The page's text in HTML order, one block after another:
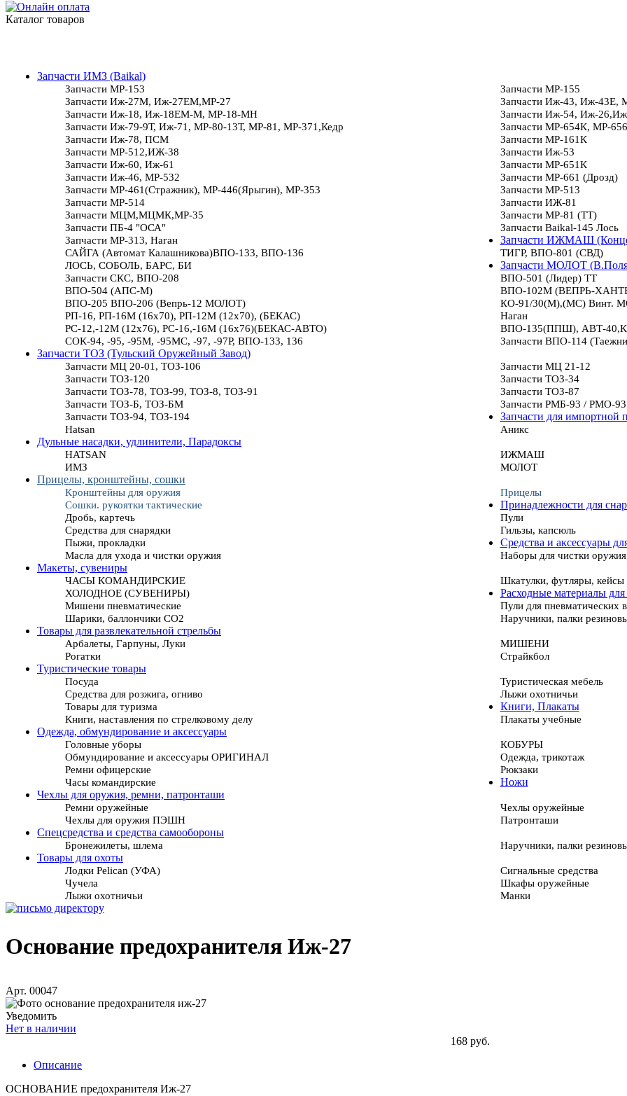
Каталог товаров
Запчасти ИМЗ (Baikal)
Запчасти МР-153
Запчасти МР-155
Запчасти Иж-27М, Иж-27ЕМ,МР-27
Запчасти Иж-43, Иж-43Е,
Запчасти Иж-18, Иж-18ЕМ-М, МР-18-МН
Запчасти Иж-54, Иж-
Запчасти Иж-79-9Т, Иж-71, МР-80-13Т, МР-81, МР-371,Кедр
Запчасти МР-654К, МР-
Запчасти Иж-78, ПСМ
Запчасти МР-161К
Запчасти МР-512,ИЖ-38
Запчасти Иж-53
Запчасти Иж-60, Иж-61
Запчасти МР-651К
Запчасти Иж-46, МР-532
Запчасти МР-661 (Дрозд)
Запчасти МР-461(Стражник), МР-446(Ярыгин), МР-353
Запчасти МР-513
Запчасти МР-514
Запчасти ИЖ-81
Запчасти МЦМ,МЦМК,МР-35
Запчасти МР-81 (ТТ)
Запчасти ПБ-4 "ОСА"
Запчасти Baikal-145 Лось
Запчасти МР-313, Наган
Запчасти ИЖМАШ
САЙГА (Автомат Калашникова)ВПО-133, ВПО-136
ТИГР, ВПО-801 (СВД)
ЛОСЬ, СОБОЛЬ, БАРС, БИ
Запчасти МОЛОТ
Запчасти СКС, ВПО-208
ВПО-501 (Лидер) ТТ
ВПО-504 (АПС-М)
ВПО-102М (ВЕПРЬ-
ВПО-205 ВПО-206 (Вепрь-12 МОЛОТ)
КО-91/30(М),(МС) Винт.
РП-16, РП-16М (16х70), РП-12М (12х70), (БЕКАС)
Наган
РС-12,-12М (12х76), РС-16,-16М (16х76)(БЕКАС-АВТО)
ВПО-135(ППШ), АВТ-
СОК-94, -95, -95М, -95МС, -97, -97Р, ВПО-133, 136
Запчасти ВПО-114
Запчасти ТОЗ (Тульский Оружейный Завод)
Запчасти МЦ 20-01, ТОЗ-106
Запчасти МЦ 21-12
Запчасти ТОЗ-120
Запчасти ТОЗ-34
Запчасти ТОЗ-78, ТОЗ-99, ТОЗ-8, ТОЗ-91
Запчасти ТОЗ-87
Запчасти ТОЗ-Б, ТОЗ-БМ
Запчасти РМБ-93 / РМО-93
Запчасти ТОЗ-94, ТОЗ-194
Запчасти для импортной
Hatsan
Аникс
Дульные насадки, удлинители, Парадоксы
HATSAN
ИЖМАШ
ИМЗ
МОЛОТ
Прицелы, кронштейны, сошки
Кронштейны для оружия
Прицелы
Сошки. рукоятки тактические
Принадлежности для
Дробь, картечь
Пули
Средства для снарядки
Гильзы, капсюль
Пыжи, прокладки
Средства и аксессуары
Масла для ухода и чистки оружия
Наборы для чистки
Макеты, сувениры
ЧАСЫ КОМАНДИРСКИЕ
Шкатулки, футляры, кейсы
ХОЛОДНОЕ (СУВЕНИРЫ)
Расходные материалы
Мишени пневматические
Пули для пневматических
Шарики, баллончики СО2
Наручники, палки
Товары для развлекательной стрельбы
Арбалеты, Гарпуны, Луки
МИШЕНИ
Рогатки
Страйкбол
Туристические товары
Посуда
Туристическая мебель
Средства для розжига, огниво
Лыжи охотничьи
Товары для туризма
Книги, Плакаты
Книги, наставления по стрелковому делу
Плакаты учебные
Одежда, обмундирование и аксессуары
Головные уборы
КОБУРЫ
Обмундирование и аксессуары ОРИГИНАЛ
Одежда, трикотаж
Ремни офицерские
Рюкзаки
Часы командирские
Ножи
Чехлы для оружия, ремни, патронташи
Ремни оружейные
Чехлы оружейные
Чехлы для оружия ПЭШН
Патронташи
Спецсредства и средства самообороны
Бронежилеты, шлема
Наручники, палки
Товары для охоты
Лодки Pelican (УФА)
Сигнальные средства
Чучела
Шкафы оружейные
Лыжи охотничьи
Манки
Основание предохранителя Иж-27
Арт. 00047
Уведомить
Нет в наличии
168 руб.
Описание
ОСНОВАНИЕ предохранителя Иж-27